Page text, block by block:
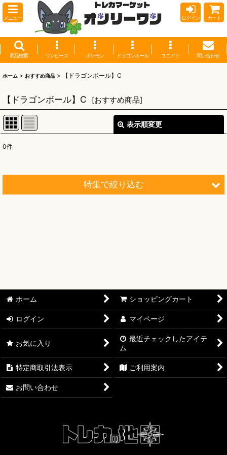
メニュー ログイン カート
商品検索 ワンピース ポケモン ドラゴンボール ユニアリ 問い合わせ
ホーム > おすすめ商品 > 【ドラゴンボール】C
【ドラゴンボール】C [おすすめ商品]
表示順変更
0件
特集で絞り込む
【ワンピースカード】ブースターパック 神の島の冒険【OP-
15】
【ワンピースカード】エクストラブースター EGGHEAD
CRISIS【EB-04】
【ワンピースカード】ブースターパック 蒼海の七傑【OP-14】
【ワンピースカード】エクストラブースター ONE PIECE
【ワンピースカード】ブースターパック 受け継がれる意志
ホーム ショッピングカート
ログイン マイページ
お気に入り
最近チェックしたアイテ
ム
特定商取引法表示 ご利用案内
お問い合わせ